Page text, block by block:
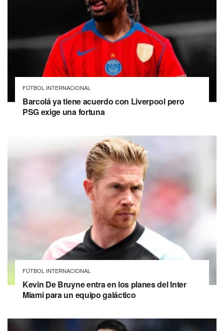
FÚTBOL INTERNACIONAL
Barcolá ya tiene acuerdo con Liverpool pero
PSG exige una fortuna
FÚTBOL INTERNACIONAL
Kevin De Bruyne entra en los planes del Inter
Miami para un equipo galáctico